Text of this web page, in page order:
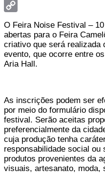
Threads
Link
O Feira Noise Festival –
abertas para o Feira
criativo que será realizada
evento, que ocorre entre
Aria Hall.
As inscrições podem ser
por meio do formulário
festival. Serão aceitas
preferencialmente da
cuja produção tenha
responsabilidade social
produtos provenientes da
visuais, artesanato, moda,